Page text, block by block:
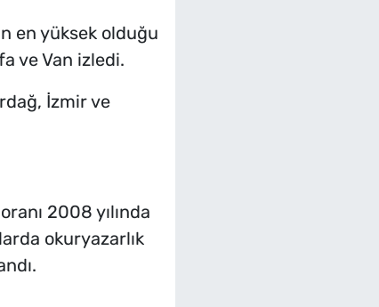
en yüksek olduğu
ve Van izledi.
İzmir ve
2008 yılında
okuryazarlık